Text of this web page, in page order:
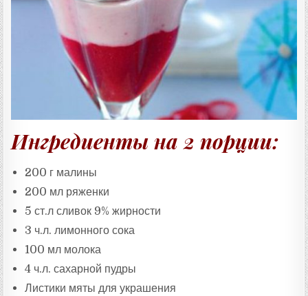
:
Ингредиенты на 2 порции:
200 г малины
200 мл ряженки
5 ст.л сливок 9% жирности
3 ч.л. лимонного сока
100 мл молока
4 ч.л. сахарной пудры
Листики мяты для украшения